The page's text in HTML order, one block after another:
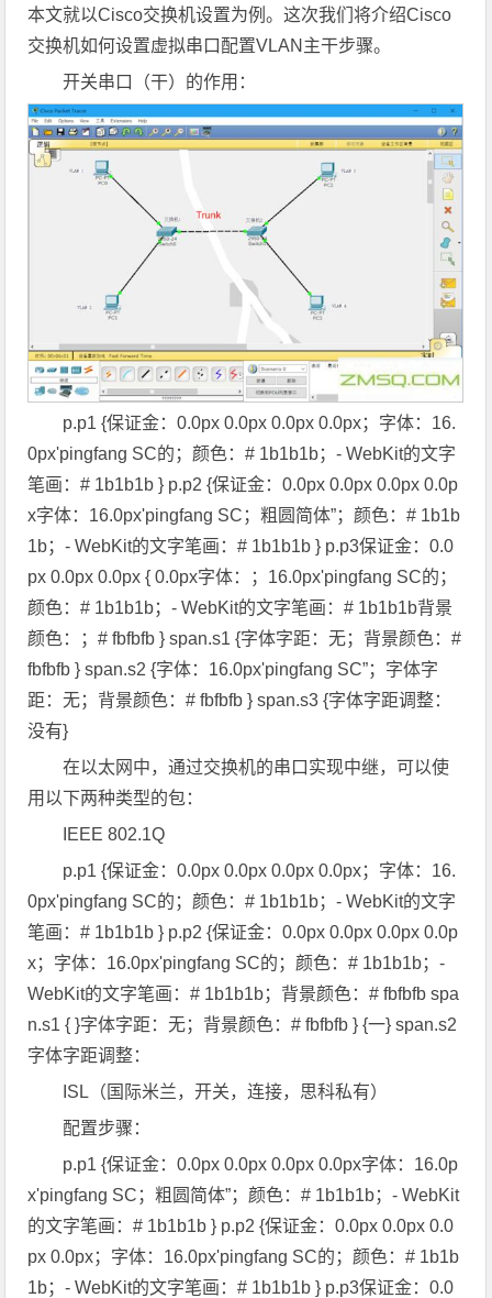
本文就以Cisco交换机设置为例。这次我们将介绍Cisco
交换机如何设置虚拟串口配置VLAN主干步骤。
开关串口（干）的作用：
p.p1 {保证金：0.0px 0.0px 0.0px 0.0px；字体：16.
0px'pingfang SC的；颜色：# 1b1b1b；- WebKit的文字
笔画：# 1b1b1b } p.p2 {保证金：0.0px 0.0px 0.0px 0.0p
x字体：16.0px'pingfang SC；粗圆简体”；颜色：# 1b1b
1b；- WebKit的文字笔画：# 1b1b1b } p.p3保证金：0.0
px 0.0px 0.0px { 0.0px字体：；16.0px'pingfang SC的；
颜色：# 1b1b1b；- WebKit的文字笔画：# 1b1b1b背景
颜色：；# fbfbfb } span.s1 {字体字距：无；背景颜色：#
fbfbfb } span.s2 {字体：16.0px'pingfang SC”；字体字
距：无；背景颜色：# fbfbfb } span.s3 {字体字距调整：
没有}
在以太网中，通过交换机的串口实现中继，可以使
用以下两种类型的包：
IEEE 802.1Q
p.p1 {保证金：0.0px 0.0px 0.0px 0.0px；字体：16.
0px'pingfang SC的；颜色：# 1b1b1b；- WebKit的文字
笔画：# 1b1b1b } p.p2 {保证金：0.0px 0.0px 0.0px 0.0p
x；字体：16.0px'pingfang SC的；颜色：# 1b1b1b；-
WebKit的文字笔画：# 1b1b1b；背景颜色：# fbfbfb spa
n.s1 { }字体字距：无；背景颜色：# fbfbfb } {一} span.s2
字体字距调整：
ISL（国际米兰，开关，连接，思科私有）
配置步骤：
p.p1 {保证金：0.0px 0.0px 0.0px 0.0px字体：16.0p
x'pingfang SC；粗圆简体”；颜色：# 1b1b1b；- WebKit
的文字笔画：# 1b1b1b } p.p2 {保证金：0.0px 0.0px 0.0
px 0.0px；字体：16.0px'pingfang SC的；颜色：# 1b1b
1b；- WebKit的文字笔画：# 1b1b1b } p.p3保证金：0.0